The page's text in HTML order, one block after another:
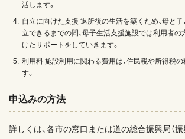
活します。
自立に向けた支援 退所後の生活を築くため、母と
立できるまでの間、母子生活支援施設では利用者の
けたサポートをしていきます。
利用料 施設利用に関わる費用は、住民税や所得税
す。
申込みの方法
詳しくは、各市の窓口または道の総合振興局（